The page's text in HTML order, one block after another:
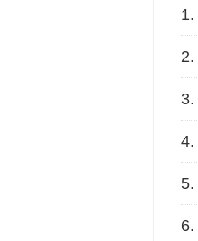
1.
2.
3.
4.
5.
6.